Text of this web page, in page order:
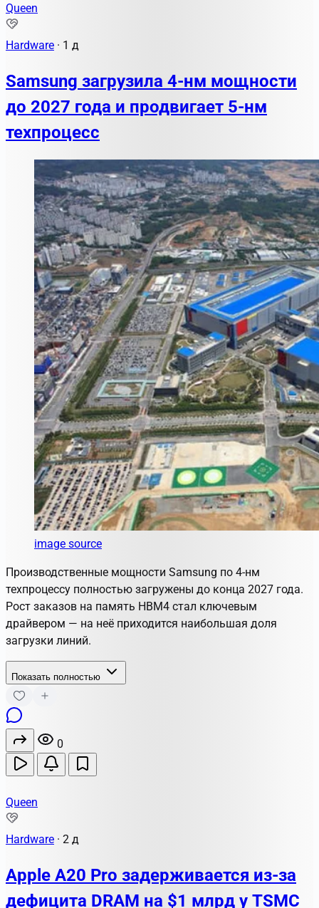
Queen
Hardware · 1 д
Samsung загрузила 4-нм мощности
до 2027 года и продвигает 5-нм
техпроцесс
image source
Производственные мощности Samsung по 4-нм
техпроцессу полностью загружены до конца 2027 года.
Рост заказов на память HBM4 стал ключевым
драйвером — на неё приходится наибольшая доля
загрузки линий.
Показать полностью
0
Queen
Hardware · 2 д
Apple A20 Pro задерживается из-за
дефицита DRAM на $1 млрд у TSMC